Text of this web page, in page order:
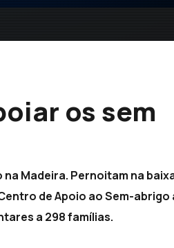
os sem
Madeira. Pernoitam na
de Apoio ao Sem-abrigo
a 298 famílias.